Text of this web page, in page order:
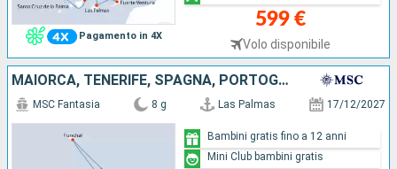
Pagamento in 4X
599 €
Volo disponibile
MAIORCA, TENERIFE, SPAGNA, PORTOGALLO, LANZAROTE
MSC Fantasia 8 g Las Palmas 17/12/2027
Bambini gratis fino a 12 anni
Mini Club bambini gratis